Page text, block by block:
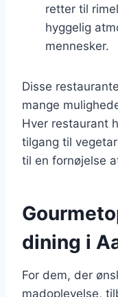
retter til
hyggelig
mennesker.
Disse
mange
Hver restaurant
tilgang til
til en fornøjelse
dining i
For dem, der
madoplevelse,